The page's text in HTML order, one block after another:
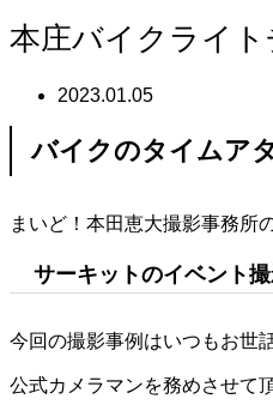
本庄バイクライト
2023.01.05
バイクのタイムア
まいど！本田恵大撮影事務所
サーキットのイベント
今回の撮影事例はいつもお世
公式カメラマンを務めさせて